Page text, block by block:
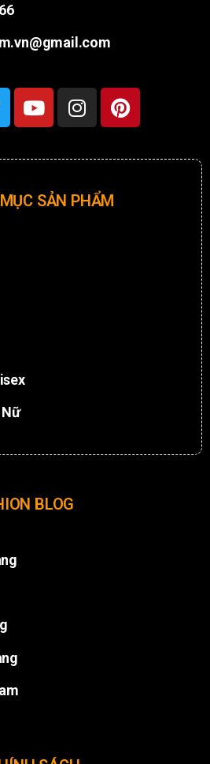
SẢN PHẨM
BLOG